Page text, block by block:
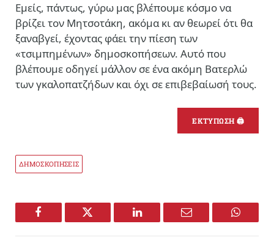
Εμείς, πάντως, γύρω μας βλέπουμε κόσμο να
βρίζει τον Μητσοτάκη, ακόμα κι αν θεωρεί ότι θα
ξαναβγεί, έχοντας φάει την πίεση των
«τσιμπημένων» δημοσκοπήσεων. Αυτό που
βλέπουμε οδηγεί μάλλον σε ένα ακόμη Βατερλώ
των γκαλοπατζήδων και όχι σε επιβεβαίωσή τους.
ΕΚΤΥΠΩΣΗ 🖨
ΔΗΜΟΣΚΟΠΗΣΕΙΣ
Facebook Twitter LinkedIn Email